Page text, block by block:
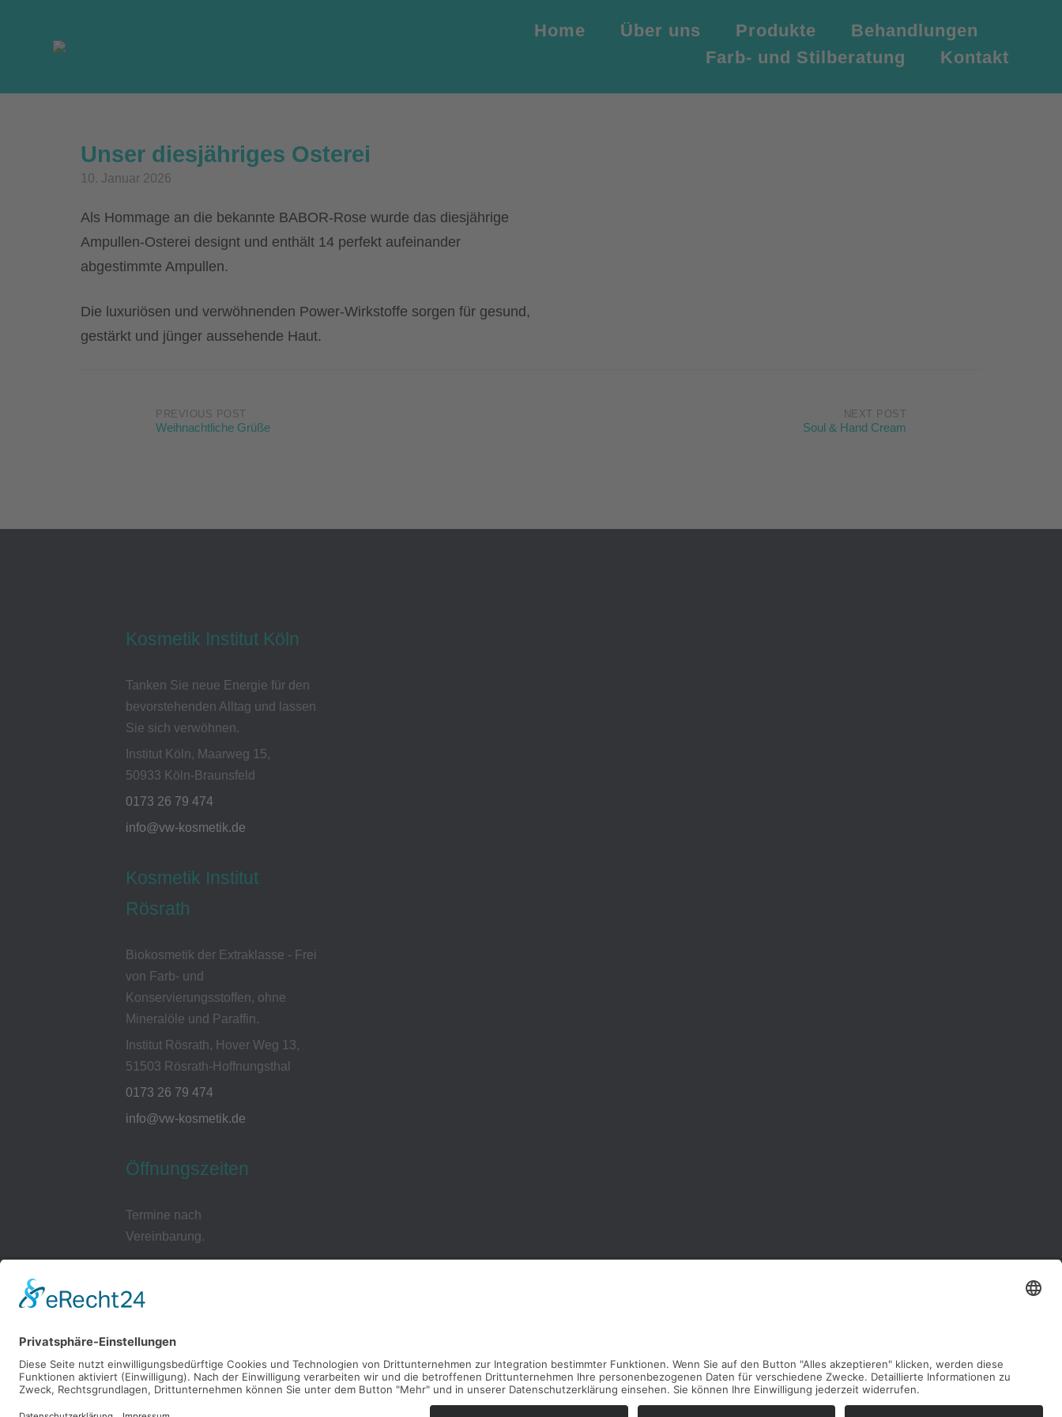
Home Über uns Produkte
Behandlungen
Farb- und Stilberatung
Kontakt
Unser diesjähriges Osterei
10. Januar 2026
Als Hommage an die bekannte BABOR-Rose wurde das diesjährige
Ampullen-Osterei designt und enthält 14 perfekt aufeinander
abgestimmte Ampullen.
Die luxuriösen und verwöhnenden Power-Wirkstoffe sorgen für gesund,
gestärkt und jünger aussehende Haut.
PREVIOUS POST
Weihnachtliche Grüße
NEXT POST
Soul & Hand Cream
Kosmetik Institut Köln
Tanken Sie neue Energie für den
bevorstehenden Alltag und lassen
Sie sich verwöhnen.
Institut Köln, Maarweg 15,
50933 Köln-Braunsfeld
0173 26 79 474
info@vw-kosmetik.de
Kosmetik Institut
Rösrath
Biokosmetik der Extraklasse - Frei
von Farb- und
Konservierungsstoffen, ohne
Mineralöle und Paraffin.
Institut Rösrath, Hover Weg 13,
51503 Rösrath-Hoffnungsthal
0173 26 79 474
info@vw-kosmetik.de
Öffnungszeiten
Termine nach
Vereinbarung.
Datenschutzerklärung
Impressum